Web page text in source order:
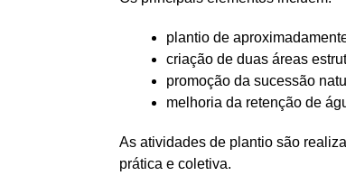
plantio de
criação de duas áreas
promoção da sucessão
melhoria da retenção de
As atividades de plantio são
prática e coletiva.